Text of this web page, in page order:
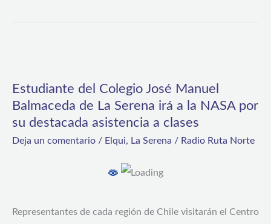
Estudiante del Colegio José Manuel
Balmaceda de La Serena irá a la NASA por
su destacada asistencia a clases
Deja un comentario / Elqui, La Serena / Radio Ruta Norte
Representantes de cada región de Chile visitarán el Centro
Colegio
Serena